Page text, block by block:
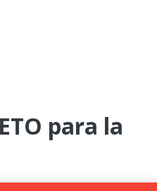
para la